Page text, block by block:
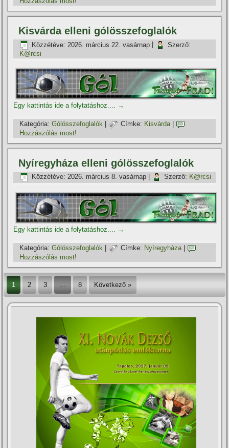
Kisvárda elleni gólösszefoglalók
Közzétéve: 2026. március 22. vasárnap
Szerző:
K@rcsi
Egy kattintás ide a folytatáshoz.... →
Kategória: Gólösszefoglalók | Címke: Kisvárda|
Hozzászólás most!
Nyí­regyháza elleni gólösszefoglalók
Közzétéve: 2026. március 8. vasárnap Szerző: K@rcsi
Egy kattintás ide a folytatáshoz.... →
Kategória: Gólösszefoglalók | Címke: Nyí­regyháza|
Hozzászólás most!
1 2 3 … 8 Következő »